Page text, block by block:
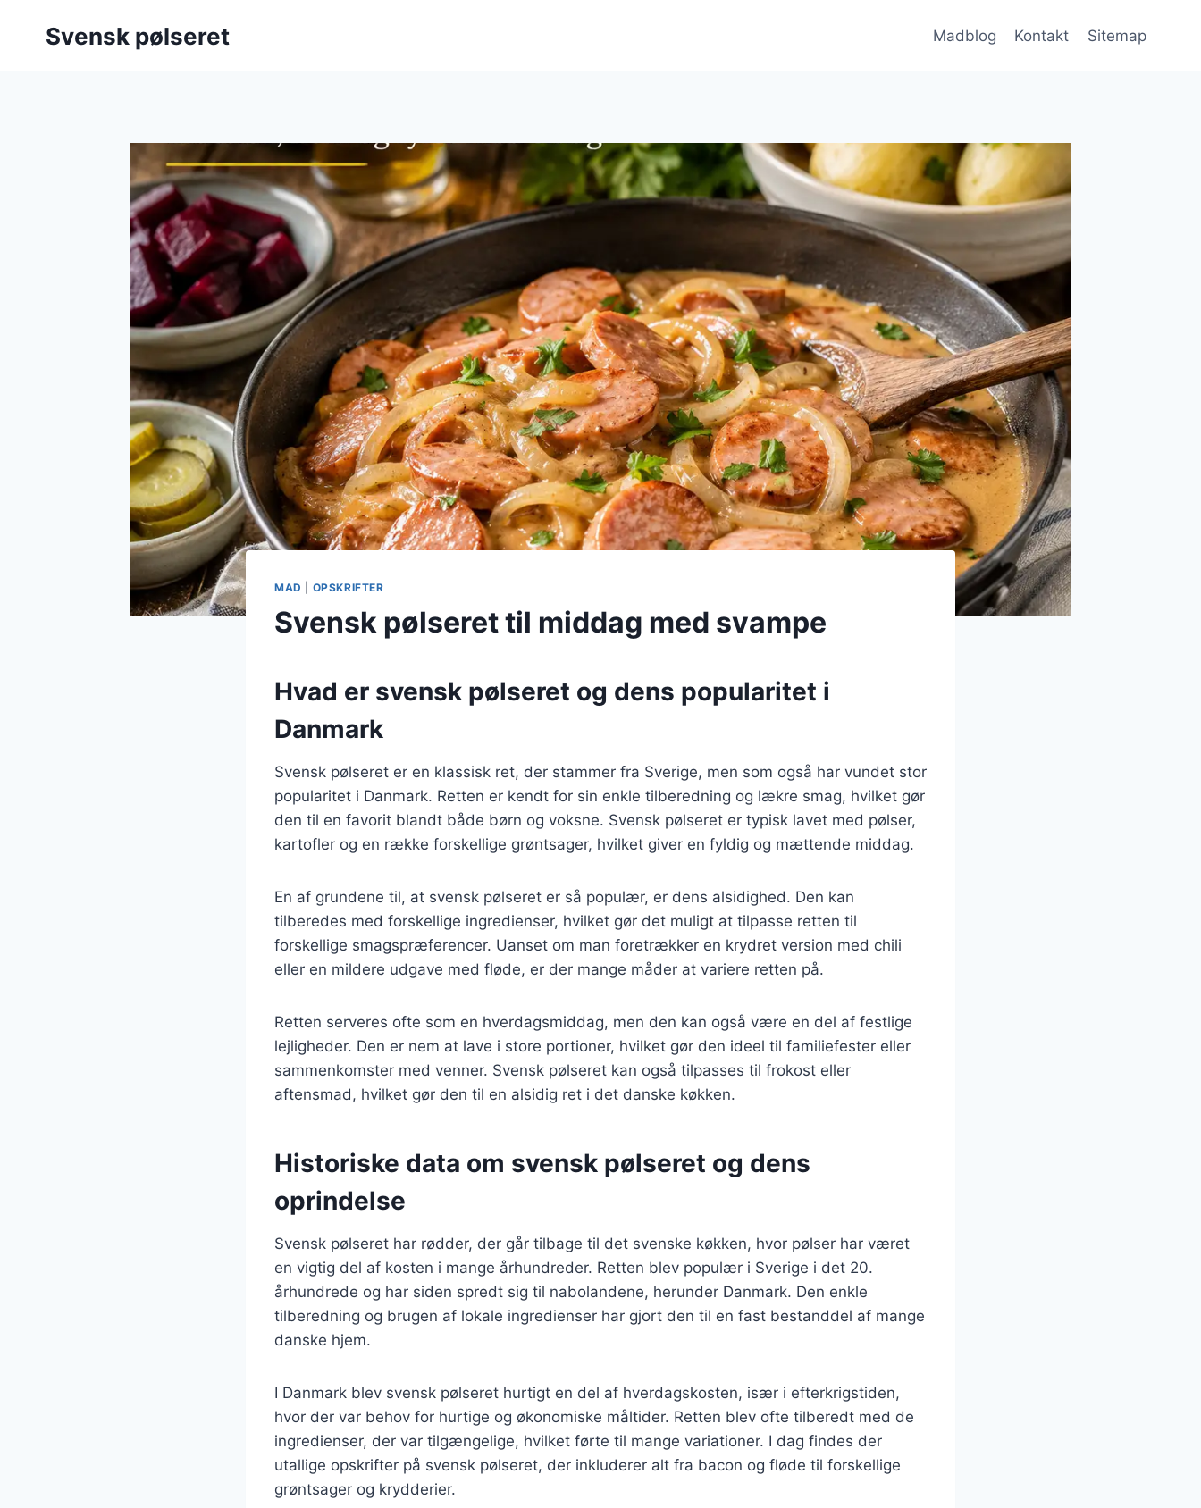
Svensk pølseret Madblog Kontakt Sitemap
MAD OPSKRIFTER
Svensk pølseret til middag med svampe
Hvad er svensk pølseret og dens popularitet i
Danmark
Svensk pølseret er en klassisk ret, der stammer fra Sverige, men som også har vundet stor
popularitet i Danmark. Retten er kendt for sin enkle tilberedning og lækre smag, hvilket gør
den til en favorit blandt både børn og voksne. Svensk pølseret er typisk lavet med pølser,
kartofler og en række forskellige grøntsager, hvilket giver en fyldig og mættende middag.
En af grundene til, at svensk pølseret er så populær, er dens alsidighed. Den kan
tilberedes med forskellige ingredienser, hvilket gør det muligt at tilpasse retten til
forskellige smagspræferencer. Uanset om man foretrækker en krydret version med chili
eller en mildere udgave med fløde, er der mange måder at variere retten på.
Retten serveres ofte som en hverdagsmiddag, men den kan også være en del af festlige
lejligheder. Den er nem at lave i store portioner, hvilket gør den ideel til familiefester eller
sammenkomster med venner. Svensk pølseret kan også tilpasses til frokost eller
aftensmad, hvilket gør den til en alsidig ret i det danske køkken.
Historiske data om svensk pølseret og dens
oprindelse
Svensk pølseret har rødder, der går tilbage til det svenske køkken, hvor pølser har været
en vigtig del af kosten i mange århundreder. Retten blev populær i Sverige i det 20.
århundrede og har siden spredt sig til nabolandene, herunder Danmark. Den enkle
tilberedning og brugen af lokale ingredienser har gjort den til en fast bestanddel af mange
danske hjem.
I Danmark blev svensk pølseret hurtigt en del af hverdagskosten, især i efterkrigstiden,
hvor der var behov for hurtige og økonomiske måltider. Retten blev ofte tilberedt med de
ingredienser, der var tilgængelige, hvilket førte til mange variationer. I dag findes der
utallige opskrifter på svensk pølseret, der inkluderer alt fra bacon og fløde til forskellige
grøntsager og krydderier.